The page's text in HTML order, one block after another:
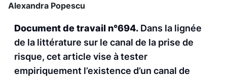
Alexandra Popescu
Document de travail n°694. Dans la lignée
de la littérature sur le canal de la prise de
risque, cet article vise à tester
empiriquement l’existence d’un canal de